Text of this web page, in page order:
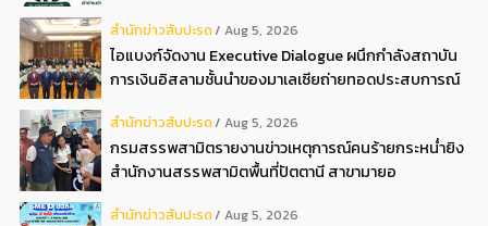
สํานักข่าวสับปะรด Aug 5, 2026
ไอแบงก์จัดงาน Executive Dialogue ผนึกกำลังสถาบัน
การเงินอิสลามชั้นนำของมาเลเซียถ่ายทอดประสบการณ์
อิสลามแห่งอนาคต
สํานักข่าวสับปะรด Aug 5, 2026
กรมสรรพสามิตรายงานข่าวเหตุการณ์คนร้ายกระหน่ำยิง
สำนักงานสรรพสามิตพื้นที่ปัตตานี สาขามายอ
สํานักข่าวสับปะรด Aug 5, 2026